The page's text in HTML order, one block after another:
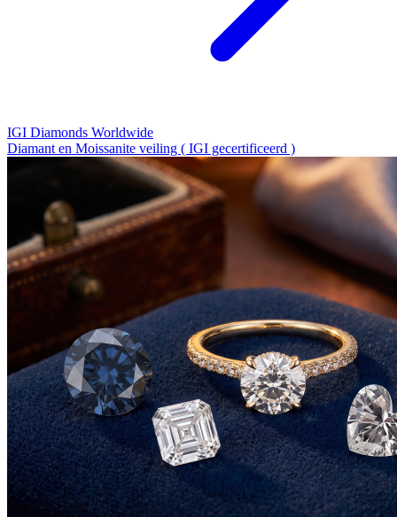
IGI Diamonds Worldwide
Diamant en Moissanite veiling ( IGI gecertificeerd )